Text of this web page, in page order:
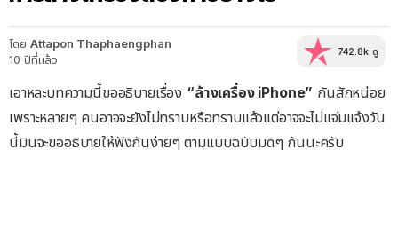
โดย Attapon Thaphaengphan
10 ปีที่แล้ว
742.8k ดู
เอาหละบทความนี้ขออธิบายเรื่อง “ล้างเครื่อง iPhone” กันสักหน่อย
เพราะหลายๆ คนอาจจะยังไม่ทราบหรือทราบแล้วแต่อาจจะไม่แจ่มแจ้งวัน
นี้มินจะขออธิบายให้ฟังกันง่ายๆ ตามแบบฉบับมดๆ กันนะครับ